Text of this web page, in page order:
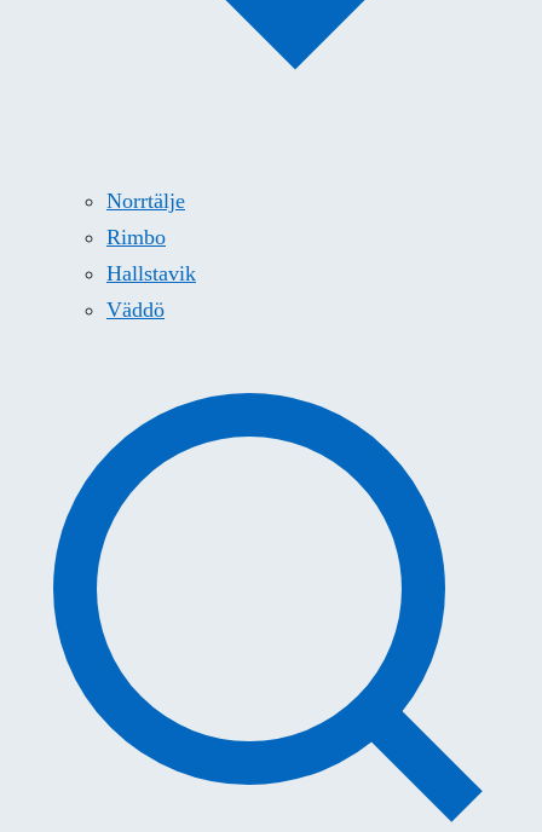
Norrtälje
Rimbo
Hallstavik
Väddö